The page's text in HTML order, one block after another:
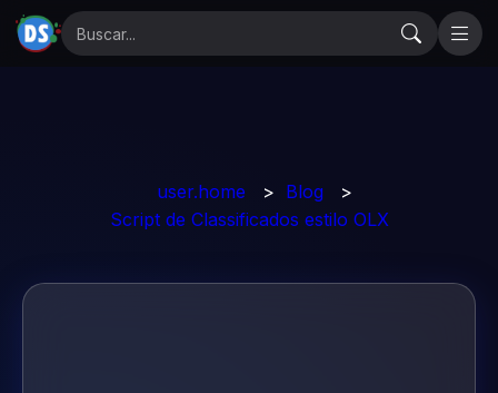
user.home > Blog
>
Script de Classificados estilo OLX